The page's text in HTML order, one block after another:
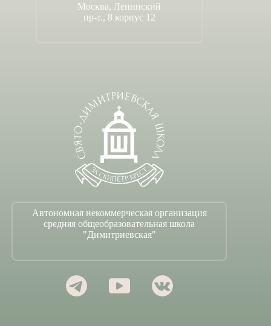
Москва, Ленинский
пр-т., 8 корпус 12
Автономная некоммерческая организация
средняя общеобразовательная школа
"Димитриевская"